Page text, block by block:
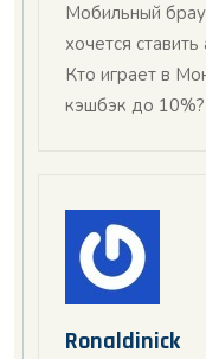
Мобильный
хочется ставить
Кто играет в
кэшбэк до 10%?
Ronaldinick